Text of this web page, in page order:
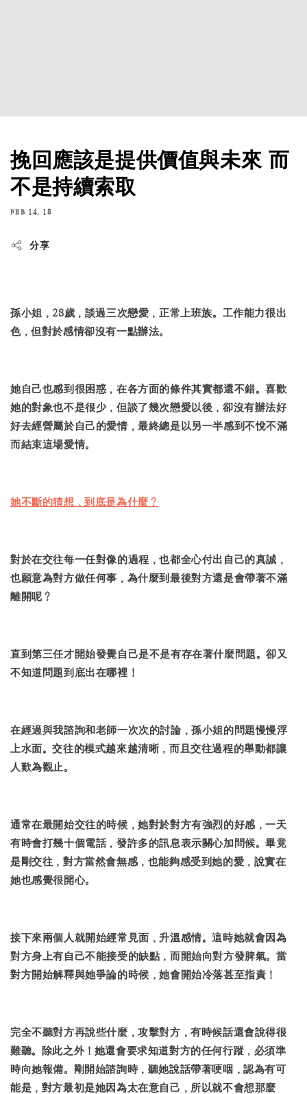
挽回應該是提供價值與未來 而
不是持續索取
FEB 14, 18
分享
孫小姐，28歲，談過三次戀愛，正常上班族。工作能力很出
色，但對於感情卻沒有一點辦法。
她自己也感到很困惑，在各方面的條件其實都還不錯。喜歡
她的對象也不是很少，但談了幾次戀愛以後，卻沒有辦法好
好去經營屬於自己的愛情，最終總是以另一半感到不悅不滿
而結束這場愛情。
她不斷的猜想，到底是為什麼？
對於在交往每一任對像的過程，也都全心付出自己的真誠，
也願意為對方做任何事，為什麼到最後對方還是會帶著不滿
離開呢？
直到第三任才開始發覺自己是不是有存在著什麼問題。卻又
不知道問題到底出在哪裡！
在經過與我諮詢和老師一次次的討論，孫小姐的問題慢慢浮
上水面。交往的模式越來越清晰，而且交往過程的舉動都讓
人歎為觀止。
通常在最開始交往的時候，她對於對方有強烈的好感，一天
有時會打幾十個電話，發許多的訊息表示關心加問候。畢竟
是剛交往，對方當然會無感，也能夠感受到她的愛，說實在
她也感覺很開心。
接下來兩個人就開始經常見面，升溫感情。這時她就會因為
對方身上有自己不能接受的缺點，而開始向對方發脾氣。當
對方開始解釋與她爭論的時候，她會開始冷落甚至指責！
完全不聽對方再說些什麼，攻擊對方，有時候話還會說得很
難聽。除此之外！她還會要求知道對方的任何行蹤，必須準
時向她報備。剛開始諮詢時，聽她說話帶著哽咽，認為有可
能是，對方最初是她因為太在意自己，所以就不會想那麼